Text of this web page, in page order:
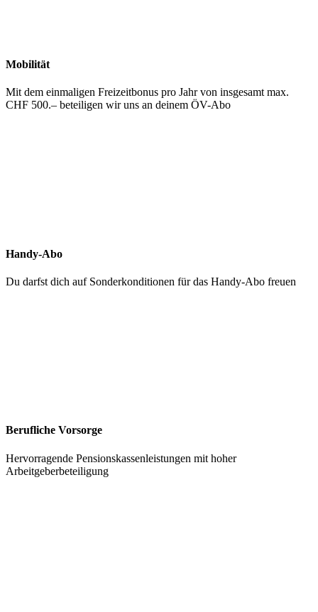
Mobilität
Mit dem einmaligen Freizeitbonus pro Jahr von insgesamt max.
CHF 500.– beteiligen wir uns an deinem ÖV-Abo
Handy-Abo
Du darfst dich auf Sonderkonditionen für das Handy-Abo freuen
Berufliche Vorsorge
Hervorragende Pensionskassenleistungen mit hoher
Arbeitgeberbeteiligung